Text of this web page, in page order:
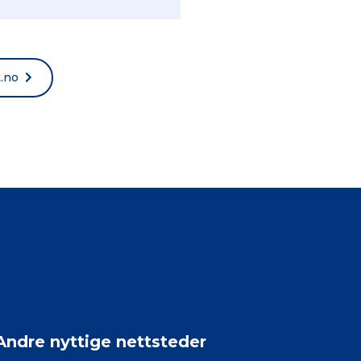
nyttige nettsteder